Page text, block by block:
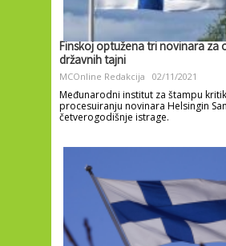
Finskoj optužena tri novinara za
državnih tajni
MCOnline Redakcija 02/11/2021
Međunarodni institut za štampu
procesuiranju novinara Helsingin
četverogodišnje istrage.